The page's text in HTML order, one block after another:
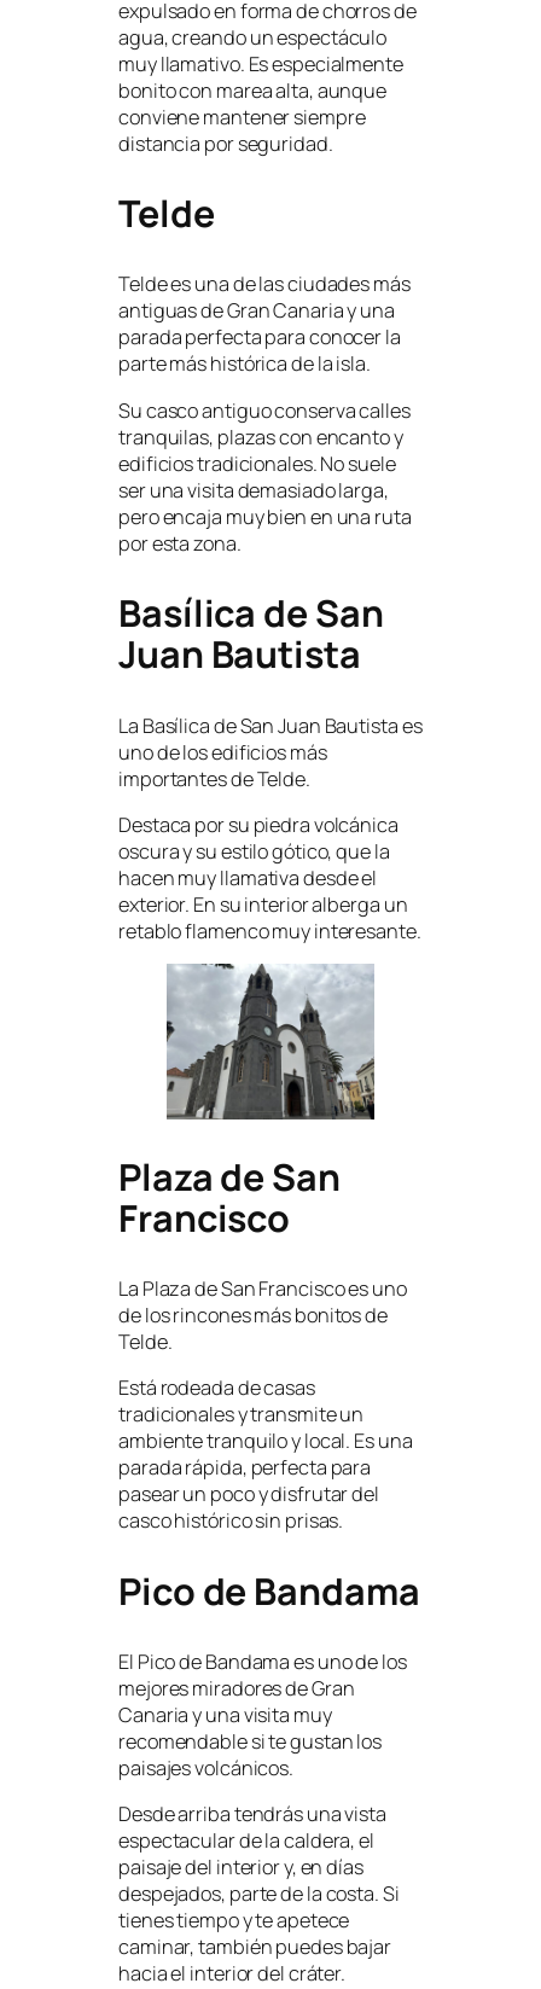
expulsado en forma de chorros de
agua, creando un espectáculo
muy llamativo. Es especialmente
bonito con marea alta, aunque
conviene mantener siempre
distancia por seguridad.
Telde
Telde es una de las ciudades más
antiguas de Gran Canaria y una
parada perfecta para conocer la
parte más histórica de la isla.
Su casco antiguo conserva calles
tranquilas, plazas con encanto y
edificios tradicionales. No suele
ser una visita demasiado larga,
pero encaja muy bien en una ruta
por esta zona.
Basílica de San
Juan Bautista
La Basílica de San Juan Bautista es
uno de los edificios más
importantes de Telde.
Destaca por su piedra volcánica
oscura y su estilo gótico, que la
hacen muy llamativa desde el
exterior. En su interior alberga un
retablo flamenco muy interesante.
Plaza de San
Francisco
La Plaza de San Francisco es uno
de los rincones más bonitos de
Telde.
Está rodeada de casas
tradicionales y transmite un
ambiente tranquilo y local. Es una
parada rápida, perfecta para
pasear un poco y disfrutar del
casco histórico sin prisas.
Pico de Bandama
El Pico de Bandama es uno de los
mejores miradores de Gran
Canaria y una visita muy
recomendable si te gustan los
paisajes volcánicos.
Desde arriba tendrás una vista
espectacular de la caldera, el
paisaje del interior y, en días
despejados, parte de la costa. Si
tienes tiempo y te apetece
caminar, también puedes bajar
hacia el interior del cráter.